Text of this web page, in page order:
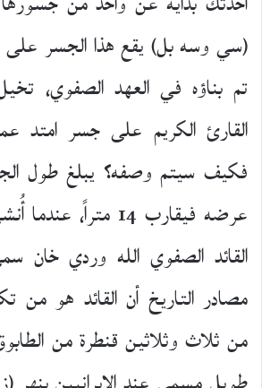
(سي وسه بل) يقع هذا الجسر على
تم بناؤه في العهد الصفوي،
القارئ الكريم على جسر امتد
عرضه فيقارب 14
القائد الصفوي الله وردي خان
مصادر التاريخ أن القائد هو من
من ثلاث وثلاثين قنطرة من